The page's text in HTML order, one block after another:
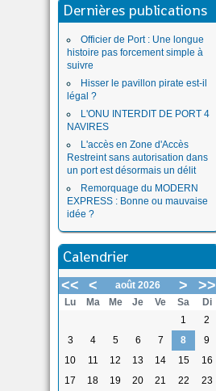
Dernières publications
Officier de Port : Une longue
histoire pas forcement simple à
suivre
Hisser le pavillon pirate est-il
légal ?
L'ONU INTERDIT DE PORT 4
NAVIRES
L'accès en Zone d'Accès
Restreint sans autorisation dans
un port est désormais un délit
Remorquage du MODERN
EXPRESS : Bonne ou mauvaise
idée ?
Calendrier
<< < août 2026 > >>
Lu Ma Me Je Ve Sa
Di
1
2
3
4 5 6 7 8
9
10
11 12 13 14 15
16
17
18 19 20 21 22 23